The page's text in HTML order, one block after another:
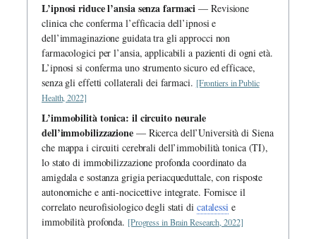
L’ipnosi riduce l’ansia senza farmaci — Revisione
clinica che conferma l’efficacia dell’ipnosi e
dell’immaginazione guidata tra gli approcci non
farmacologici per l’ansia, applicabili a pazienti di ogni età.
L’ipnosi si conferma uno strumento sicuro ed efficace,
senza gli effetti collaterali dei farmaci. [Frontiers in Public
Health, 2022]
L’immobilità tonica: il circuito neurale
dell’immobilizzazione— Ricerca dell’Università di Siena
che mappa i circuiti cerebrali dell’immobilità tonica (TI),
lo stato di immobilizzazione profonda coordinato da
amigdala e sostanza grigia periacqueduttale, con risposte
autonomiche e anti-nocicettive integrate. Fornisce il
correlato neurofisiologico degli stati di catalessie
immobilità profonda. [Progress in Brain Research, 2022]